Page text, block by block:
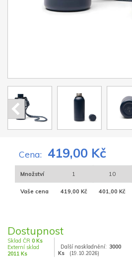
Cena: 419,00 Kč
Množství 1 10
Vaše cena 419,00 Kč 401,00 Kč
Dostupnost
Sklad ČR 0 Ks
Externí sklad
2011 Ks
Další naskladnění: 3000
Ks
(19.10.2026)